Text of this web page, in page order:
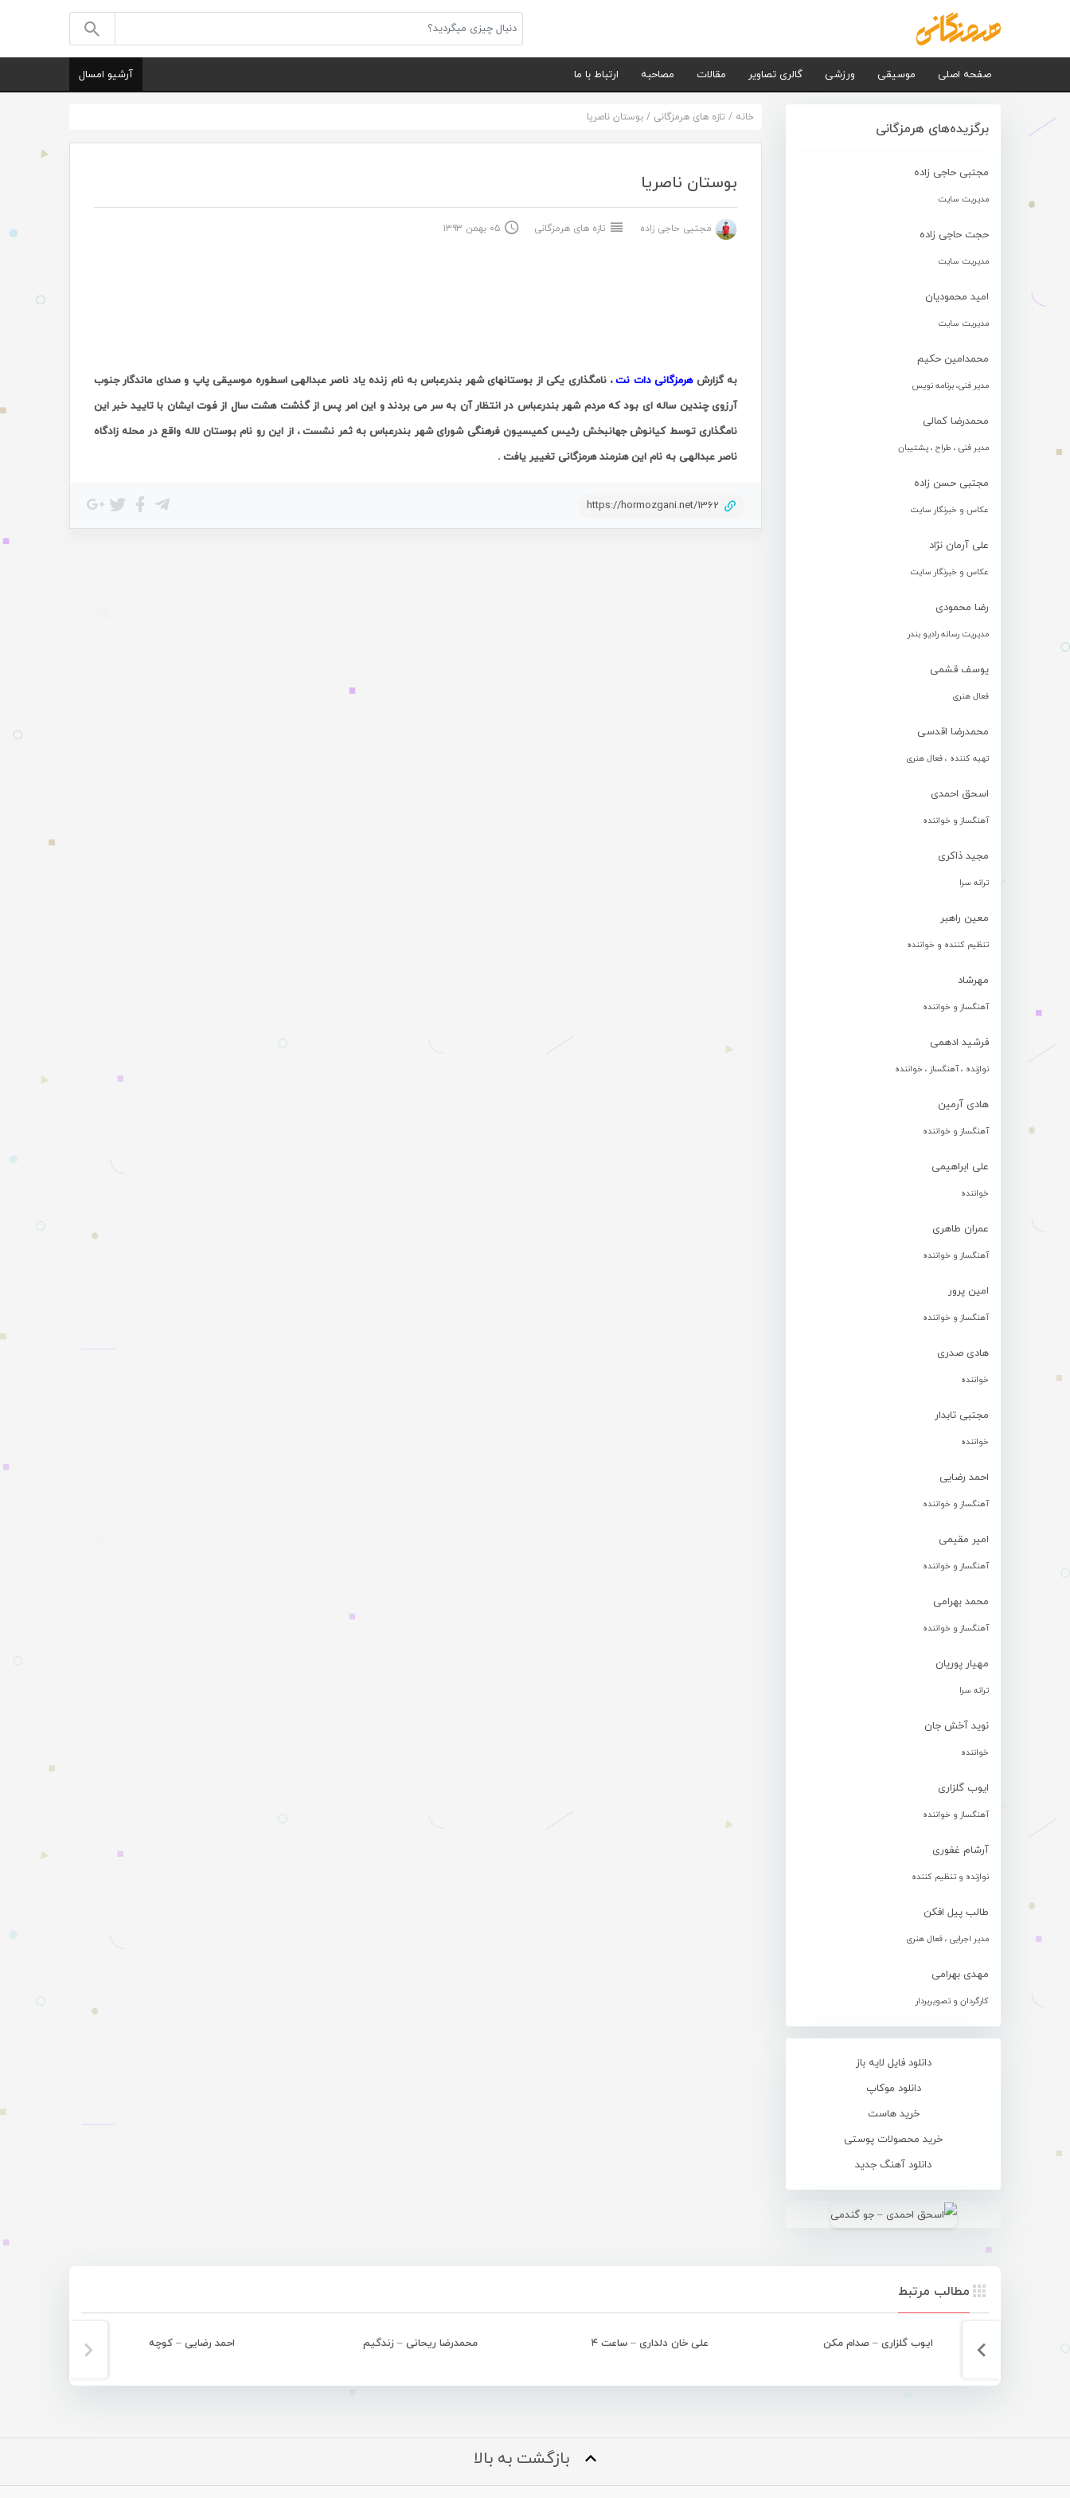
صفحه اصلی موسیقی ورزشی گالری تصاویر مقالات مصاحبه ارتباط با ما آرشیو امسال
برگزیده‌های هرمزگانی
مجتبی حاجی زاده
مدیریت سایت
حجت حاجی زاده
مدیریت سایت
امید محمودیان
مدیریت سایت
محمدامین حکیم
مدیر فنی، برنامه نویس
محمدرضا کمالی
مدیر فنی ، طراح ، پشتیبان
مجتبی حسن زاده
عکاس و خبرنگار سایت
علی آرمان نژاد
عکاس و خبرنگار سایت
رضا محمودی
مدیریت رسانه رادیو بندر
یوسف قشمی
فعال هنری
محمدرضا اقدسی
تهیه کننده ، فعال هنری
اسحق احمدی
آهنگساز و خواننده
مجید ذاکری
ترانه سرا
معین راهبر
تنظیم کننده و خواننده
مهرشاد
آهنگساز و خواننده
فرشید ادهمی
نوازنده ، آهنگساز ، خواننده
هادی آرمین
آهنگساز و خواننده
علی ابراهیمی
خواننده
عمران طاهری
آهنگساز و خواننده
امین پرور
آهنگساز و خواننده
هادی صدری
خواننده
مجتبی تابدار
خواننده
احمد رضایی
آهنگساز و خواننده
امیر مقیمی
آهنگساز و خواننده
محمد بهرامی
آهنگساز و خواننده
مهیار پوریان
ترانه سرا
نوید آخش جان
خواننده
ایوب گلزاری
آهنگساز و خواننده
آرشام غفوری
نوازنده و تنظیم کننده
طالب پیل افکن
مدیر اجرایی ، فعال هنری
مهدی بهرامی
کارگردان و تصویربردار
دانلود فایل لایه باز
دانلود موکاپ
خرید هاست
خرید محصولات پوستی
دانلود آهنگ جدید
خانه / تازه های هرمزگانی / بوستان ناصریا
بوستان ناصریا
مجتبی حاجی زاده تازه های هرمزگانی ۰۵ بهمن ۱۳۹۳
به گزارشهرمزگانی دات نت، نامگذاری یکی از بوستانهای شهر بندرعباس به نام زنده یاد ناصر عبدالهی اسطوره موسیقی پاپ و صدای ماندگار جنوب
آرزوی چندین ساله ای بود که مردم شهر بندرعباس در انتظار آن به سر می بردند و این امر پس از گذشت هشت سال از فوت ایشان با تایید خبر این
نامگذاری توسط کیانوش جهانبخش رئیس کمیسیون فرهنگی شورای شهر بندرعباس به ثمر نشست ، از این رو نام بوستان لاله واقع در محله زادگاه
ناصر عبدالهی به نام این هنرمند هرمزگانی تغییر یافت .
https://hormozgani.net/1362
مطالب مرتبط
ایوب گلزاری – صدام مکن علی خان دلداری – ساعت ۴ محمدرضا ریحانی – زندگیم احمد رضایی – کوچه
بازگشت به بالا